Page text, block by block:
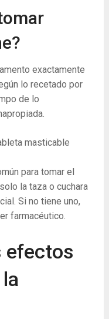
exactamente
lo recetado por
de lo
masticable
para tomar el
la taza o cuchara
Si no tiene uno,
farmacéutico.
efectos